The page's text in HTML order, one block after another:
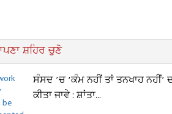
ਸ਼ਹਿਰ ਚੁਣੋ
ਸੰਸਦ ’ਚ ‘ਕੰਮ ਨਹੀਂ ਤਾਂ ਤਨਖਾਹ ਨਹੀਂ’
ਕੀਤਾ ਜਾਵੇ : ਸ਼ਾਂਤਾ...